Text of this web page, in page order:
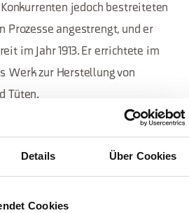
Details Über Cookies
Cookies
Konkurrenten jedoch bestreiteten
Prozesse angestrengt, und er
im Jahr 1913. Er errichtete im
Werk zur Herstellung von
Tüten.
der Piazza della Mole in Peaio,
und in der Nähe der Kirche und